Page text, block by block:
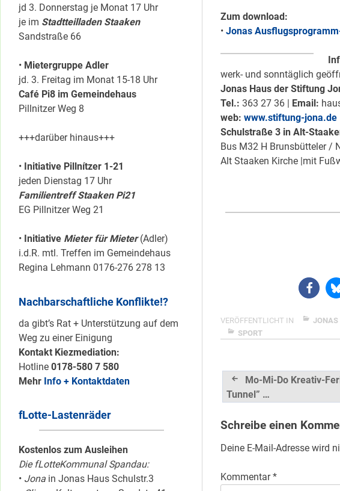
Zum download:
• Jonas
werk- und sonntäglich
Jonas Haus der Stiftung
Tel.: 363 27 36 | Email:
web: www.stiftung-jona.de
Schulstraße 3 in Alt-
Bus M32 H Brunsbütteler /
Alt Staaken Kirche |mit
VERÖFFENTLICHT IN JONAS
SPORT
Mo-Mi-Do Kreativ-
Tunnel” …
Schreibe einen
Deine E-Mail-Adresse wird
Kommentar*
jd 3. Donnerstag je Monat 17 Uhr
je im Stadtteilladen Staaken
Sandstraße 66
• Mietergruppe Adler
jd. 3. Freitag im Monat 15-18 Uhr
Café Pi8 im Gemeindehaus
Pillnitzer Weg 8
+++darüber hinaus+++
• Initiative Pillnítzer 1-21
jeden Dienstag 17 Uhr
Familientreff Staaken Pi21
EG Pillnitzer Weg 21
• Initiative Mieter für Mieter(Adler)
i.d.R. mtl. Treffen im Gemeindehaus
Regina Lehmann 0176-276 278 13
Nachbarschaftliche Konflikte!?
da gibt’s Rat + Unterstützung auf dem
Weg zu einer Einigung
Kontakt Kiezmediation:
Hotline 0178-580 7 580
Mehr Info + Kontaktdaten
fLotte-Lastenräder
Kostenlos zum Ausleihen
Die fLotteKommunal Spandau:
• Jona in Jonas Haus Schulstr.3